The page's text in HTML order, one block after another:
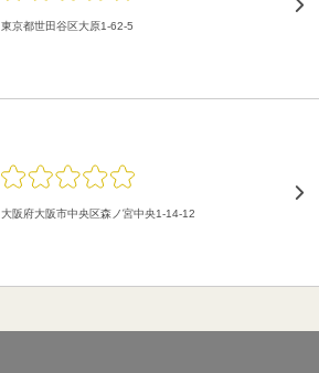
東京都世田谷区大原1-62-5
大阪府大阪市中央区森ノ宮中央1-14-12